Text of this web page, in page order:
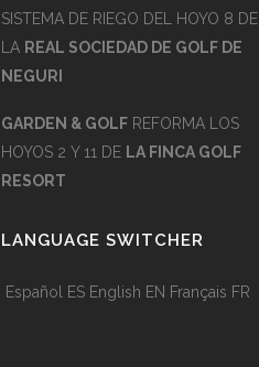
SISTEMA DE RIEGO DEL HOYO 8 DE
LA REAL SOCIEDAD DE GOLF DE
NEGURI
GARDEN & GOLF REFORMA LOS
HOYOS 2 Y 11 DE LA FINCA GOLF
RESORT
LANGUAGE SWITCHER
Español ES English EN Français FR